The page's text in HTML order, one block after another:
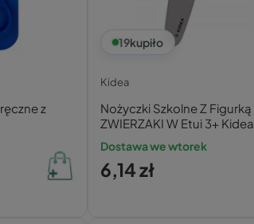
z
19kupiło
Kidea
Nożyczki Szkolne Z Figurką
ZWIERZAKI W Etui 3+ Kidea
NOFEKAD
Dostawa we wtorek
6,14 zł